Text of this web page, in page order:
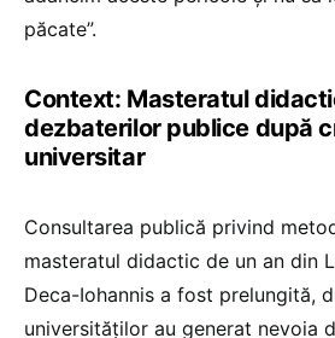
păcate”.
Context: Masteratul
dezbaterilor publice după
universitar
Consultarea publică privind
masteratul didactic de un an din
Deca-Iohannis a fost prelungită,
universităților au generat nevoia